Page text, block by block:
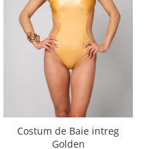
Costum de Baie intreg
Golden